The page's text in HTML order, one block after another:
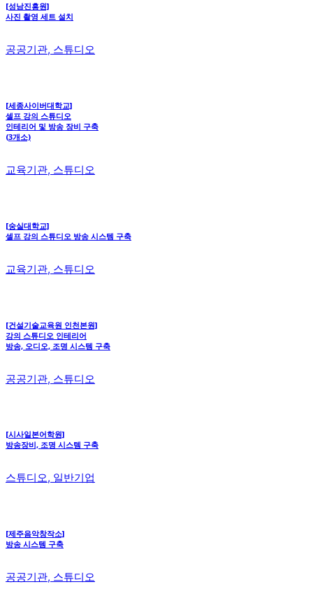
[성남진흥원]
사진 촬영 세트 설치
공공기관, 스튜디오
[세종사이버대학교]
셀프 강의 스튜디오
인테리어 및 방송 장비 구축
(3개소)
교육기관, 스튜디오
[숭실대학교]
셀프 강의 스튜디오 방송 시스템 구축
교육기관, 스튜디오
[건설기술교육원 인천본원]
강의 스튜디오 인테리어
방송, 오디오, 조명 시스템 구축
공공기관, 스튜디오
[시사일본어학원]
방송장비, 조명 시스템 구축
스튜디오, 일반기업
[제주음악창작소]
방송 시스템 구축
공공기관, 스튜디오